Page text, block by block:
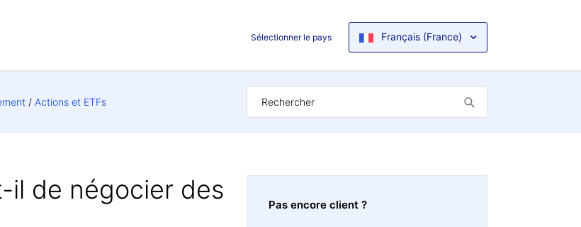
Sélectionner le pays Français (France)
Actions et ETFs
il de négocier des
Pas encore client ?